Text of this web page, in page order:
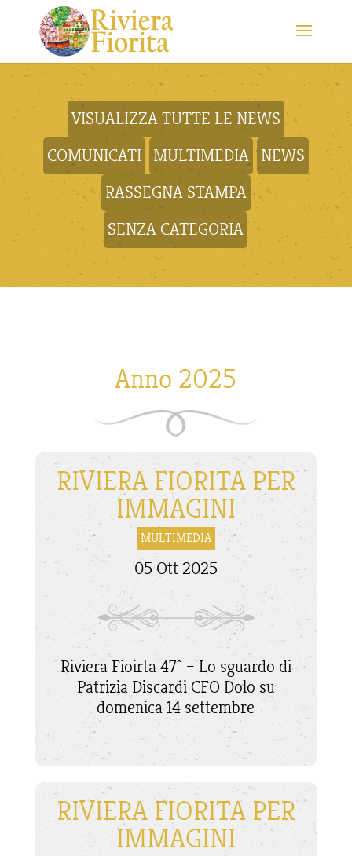
VISUALIZZA TUTTE LE NEWS
COMUNICATI
MULTIMEDIA
NEWS
RASSEGNA STAMPA
SENZA CATEGORIA
Anno 2025
RIVIERA FIORITA PER
IMMAGINI
MULTIMEDIA
05 Ott 2025
Riviera Fioirta 47^ – Lo sguardo di
Patrizia Discardi CFO Dolo su
domenica 14 settembre
RIVIERA FIORITA PER
IMMAGINI